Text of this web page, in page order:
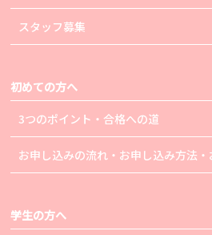
スタッフ募集
初めての方へ
3つのポイント・合格への道
お申し込みの流れ・お申し込み方法
学生の方へ